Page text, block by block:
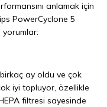
anlamak için
PowerCyclone 5
yorumlar:
ay oldu ve çok
iyi topluyor, özellikle
filtresi sayesinde